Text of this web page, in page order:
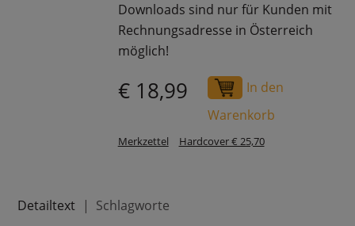
Downloads sind nur für Kunden mit
Rechnungsadresse in Österreich
möglich!
€ 18,99
In den
Warenkorb
Merkzettel Hardcover € 25,70
Detailtext Schlagworte